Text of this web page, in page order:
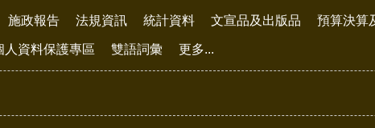
施政報告 法規資訊 統計資料 文宣品及出版品 預算決算
人資料保護專區 雙語詞彙 更多...